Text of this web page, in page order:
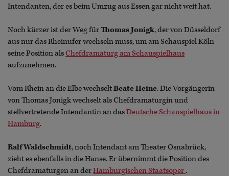
Intendanten, der es beim Umzug aus Essen gar nicht weit hat.
Noch kürzer ist der Weg fürThomas Jonigk, der von Düsseldorf
aus nur das Rheinufer wechseln muss, um am Schauspiel Köln
seine Position alsChefdramaturg am Schauspielhaus
aufzunehmen.
Vom Rhein an die Elbe wechseltBeate Heine. Die Vorgängerin
von Thomas Jonigk wechselt als Chefdramaturgin und
stellvertretende Intendantin an dasDeutsche Schauspielhaus in
Hamburg.
Ralf Waldschmidt, noch Intendant am Theater Osnabrück,
zieht es ebenfalls in die Hanse. Er übernimmt die Position des
Chefdramaturgen an derHamburgischen Staatsoper .